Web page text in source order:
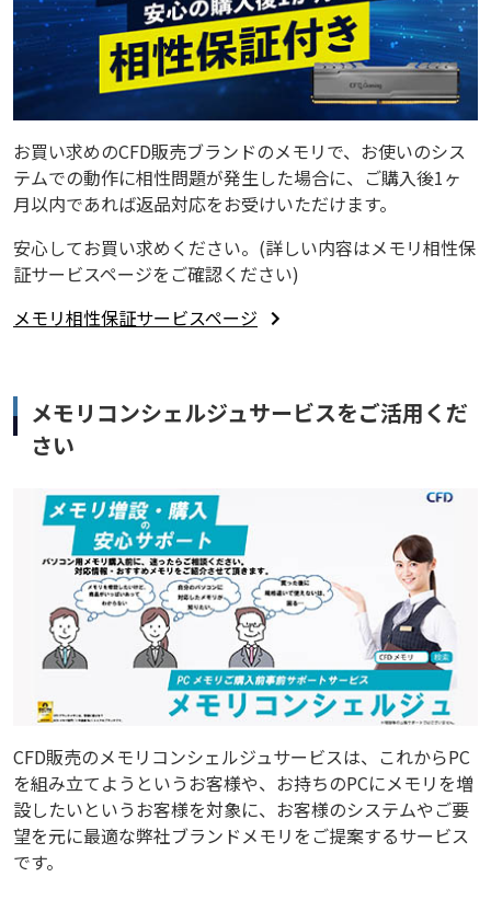
お買い求めのCFD販売ブランドのメモリで、お使いのシス
テムでの動作に相性問題が発生した場合に、ご購入後1ヶ
月以内であれば返品対応をお受けいただけます。
安心してお買い求めください。(詳しい内容はメモリ相性保
証サービスページをご確認ください)
メモリ相性保証サービスページ
メモリコンシェルジュサービスをご活用くだ
さい
CFD販売のメモリコンシェルジュサービスは、これからPC
を組み立てようというお客様や、お持ちのPCにメモリを増
設したいというお客様を対象に、お客様のシステムやご要
望を元に最適な弊社ブランドメモリをご提案するサービス
です。